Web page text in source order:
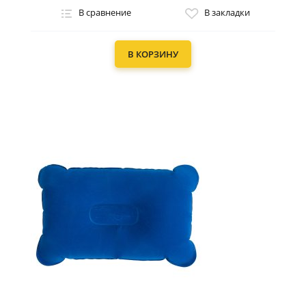
В сравнение В закладки
В КОРЗИНУ